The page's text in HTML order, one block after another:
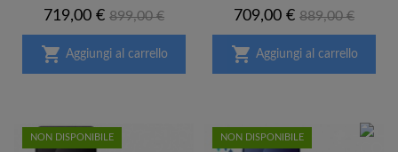
Prezzo
719,00 € Prezzo
base
899,00 €
 Aggiungi al carrello
Prezzo
709,00 € Prezzo
base
889,00 €
 Aggiungi al carrello
NON DISPONIBILE NON DISPONIBILE